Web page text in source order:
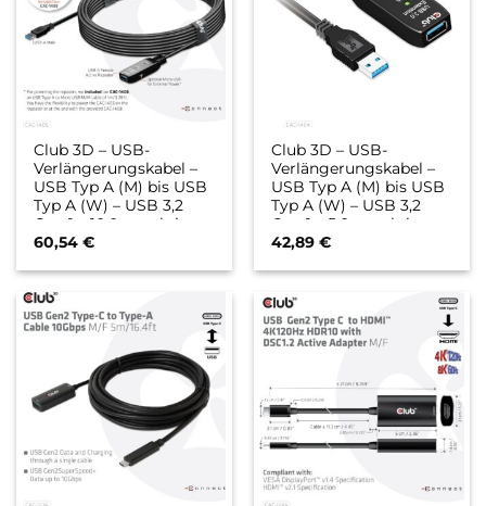
Club 3D – USB-
Verlängerungskabel –
USB Typ A (M) bis USB
Typ A (W) – USB 3,2
Gen 1 – 10,0m – aktiv
(CAC-1405)
60,54€
Club 3D – USB-
Verlängerungskabel –
USB Typ A (M) bis USB
Typ A (W) – USB 3,2
Gen 1 – 5,0m – aktiv
(CAC-1404)
42,89€